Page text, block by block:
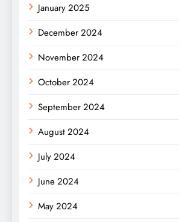
January 2025
December 2024
November 2024
October 2024
September 2024
August 2024
July 2024
June 2024
May 2024